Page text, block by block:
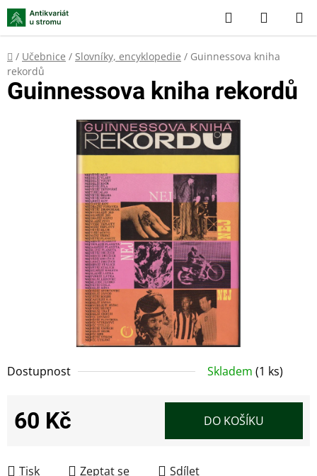
Přejít
na
obsah
Hledat
KOŠÍK
Domů
/ Učebnice / Slovníky, encyklopedie / Guinnessova kniha
rekordů
Dostupnost Skladem (1 ks)
60 Kč DO KOŠÍKU
Tisk Zeptat se Sdílet
Guinnessova kniha rekordů